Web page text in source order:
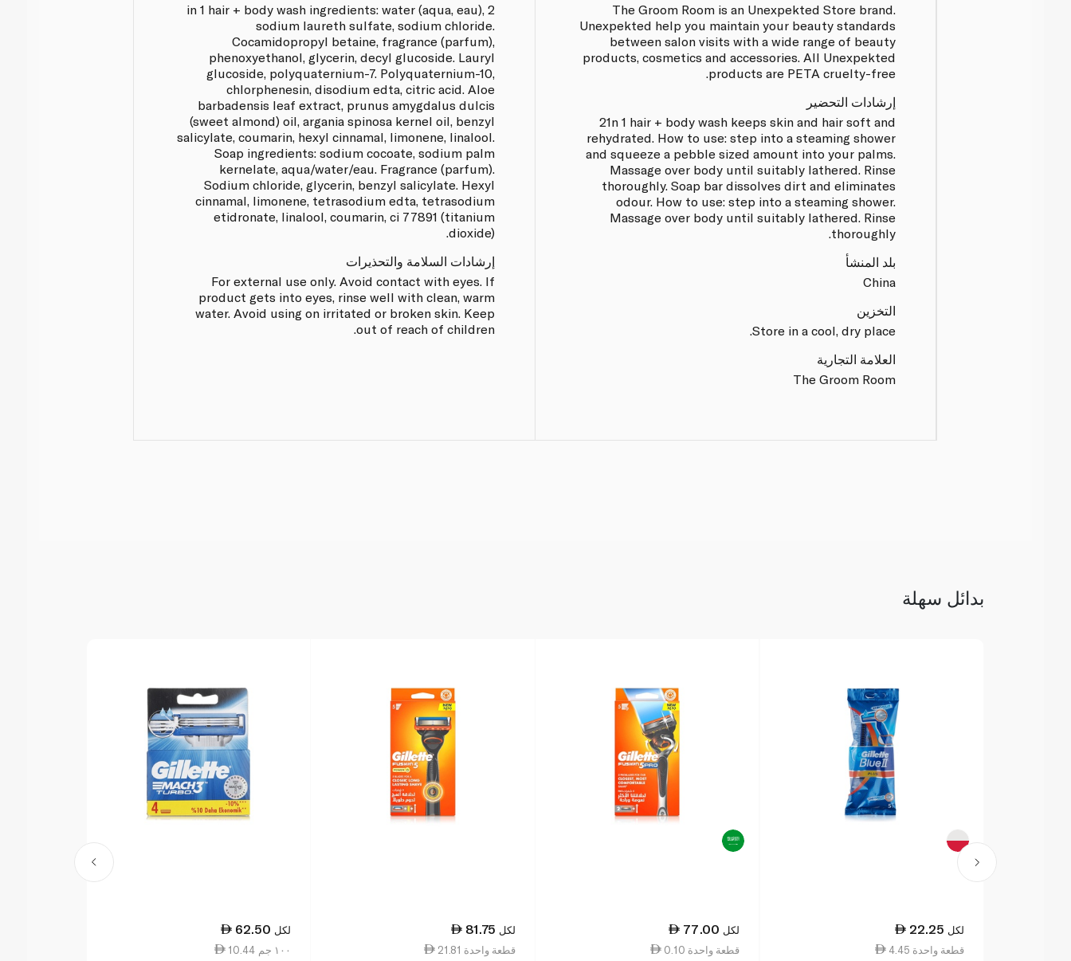
The Groom Room is an Unexpekted Store brand.
Unexpekted help you maintain your beauty standards
between salon visits with a wide range of beauty
products, cosmetics and accessories. All Unexpekted
products are PETA cruelty-free.
إرشادات التحضير
21n 1 hair + body wash keeps skin and hair soft and
rehydrated. How to use: step into a steaming shower
and squeeze a pebble sized amount into your palms.
Massage over body until suitably lathered. Rinse
thoroughly. Soap bar dissolves dirt and eliminates
odour. How to use: step into a steaming shower.
Massage over body until suitably lathered. Rinse
thoroughly.
بلد المنشأ
China
التخزين
Store in a cool, dry place.
العلامة التجارية
The Groom Room
2 in 1 hair + body wash ingredients: water (aqua, eau),
sodium laureth sulfate, sodium chloride.
Cocamidopropyl betaine, fragrance (parfum),
phenoxyethanol, glycerin, decyl glucoside. Lauryl
glucoside, polyquaternium-7. Polyquaternium-10,
chlorphenesin, disodium edta, citric acid. Aloe
barbadensis leaf extract, prunus amygdalus dulcis
(sweet almond) oil, argania spinosa kernel oil, benzyl
salicylate, coumarin, hexyl cinnamal, limonene, linalool.
Soap ingredients: sodium cocoate, sodium palm
kernelate, aqua/water/eau. Fragrance (parfum).
Sodium chloride, glycerin, benzyl salicylate. Hexyl
cinnamal, limonene, tetrasodium edta, tetrasodium
etidronate, linalool, coumarin, ci 77891 (titanium
dioxide).
إرشادات السلامة والتحذيرات
For external use only. Avoid contact with eyes. If
product gets into eyes, rinse well with clean, warm
water. Avoid using on irritated or broken skin. Keep
out of reach of children.
بدائل سهلة
22.25 لكل
4.45 قطعة واحدة
77.00 لكل
0.10 قطعة واحدة
81.75 لكل
21.81 قطعة واحدة
62.50 لكل
10.44 ١٠٠ جم